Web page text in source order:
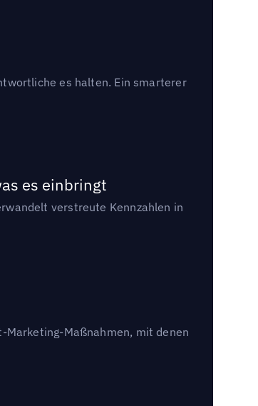
es halten. Ein smarterer
es einbringt
verstreute Kennzahlen in
Marketing-Maßnahmen, mit denen